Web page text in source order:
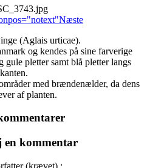
Næste
(Aglais urticae).
og kendes på sine farverige
gule pletter samt blå pletter langs
kanten.
med brændenælder, da dens
af planten.
kommentar
(krævet) :